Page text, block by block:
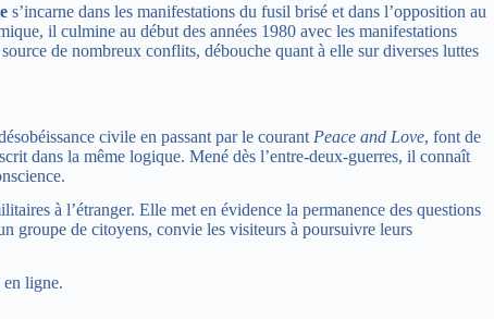
s’incarne dans les manifestations du fusil brisé et dans l’opposition au
il culmine au début des années 1980 avec les manifestations
de nombreux conflits, débouche quant à elle sur diverses luttes
civile en passant par le courant Peace and Love, font de
dans la même logique. Mené dès l’entre-deux-guerres, il connaît
à l’étranger. Elle met en évidence la permanence des questions
groupe de citoyens, convie les visiteurs à poursuivre leurs
en ligne.